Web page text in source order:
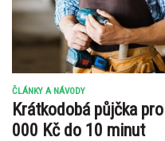
ČLÁNKY A NÁVODY
Krátkodobá půjčka
000 Kč do 10 minut